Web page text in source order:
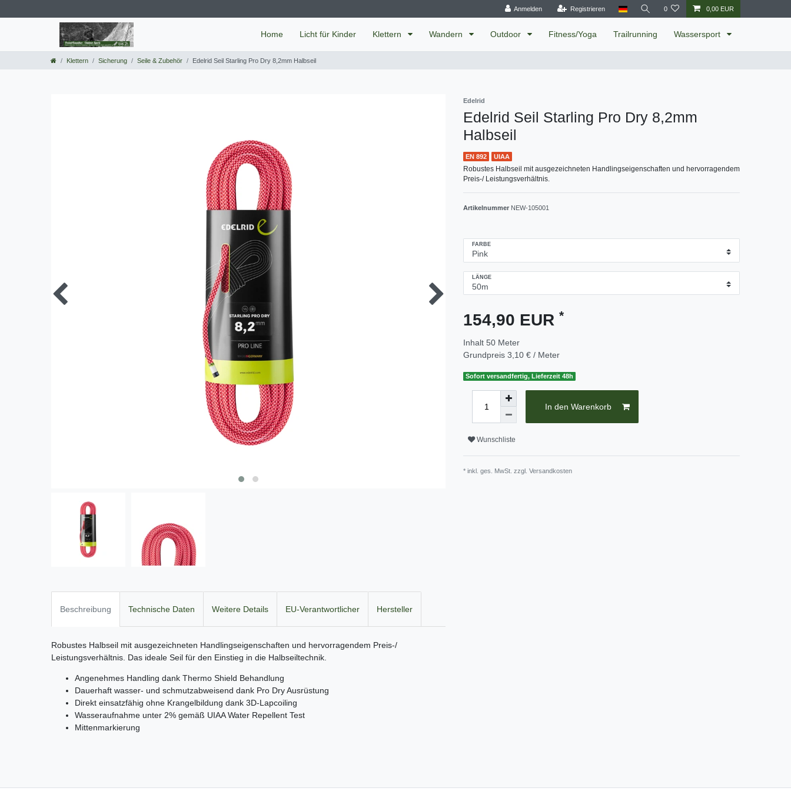
Anmelden Registrieren 0 0,00 EUR
Home Licht für Kinder Klettern Wandern Outdoor Fitness/Yoga Trailrunning Wassersport
Klettern Sicherung Seile & Zubehör Edelrid Seil Starling Pro Dry 8,2mm Halbseil
Edelrid
Edelrid Seil Starling Pro Dry 8,2mm
Halbseil
EN 892 UIAA
Robustes Halbseil mit ausgezeichneten Handlingseigenschaften und hervorragendem
Preis-/ Leistungsverhältnis.
Artikelnummer NEW-105001
FARBE
LÄNGE
154,90 EUR *
Inhalt 50 Meter
Grundpreis 3,10 € / Meter
Sofort versandfertig, Lieferzeit 48h
In den Warenkorb
Wunschliste
* inkl. ges. MwSt. zzgl. Versandkosten
Beschreibung Technische Daten Weitere Details EU-Verantwortlicher Hersteller
Robustes Halbseil mit ausgezeichneten Handlingseigenschaften und hervorragendem Preis-/
Leistungsverhältnis. Das ideale Seil für den Einstieg in die Halbseiltechnik.
Angenehmes Handling dank Thermo Shield Behandlung
Dauerhaft wasser- und schmutzabweisend dank Pro Dry Ausrüstung
Direkt einsatzfähig ohne Krangelbildung dank 3D-Lapcoiling
Wasseraufnahme unter 2% gemäß UIAA Water Repellent Test
Mittenmarkierung